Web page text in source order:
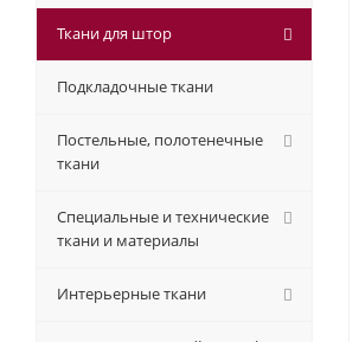
Ткани для штор
Подкладочные ткани
Постельные, полотенечные
ткани
Специальные и технические
ткани и материалы
Интерьерные ткани